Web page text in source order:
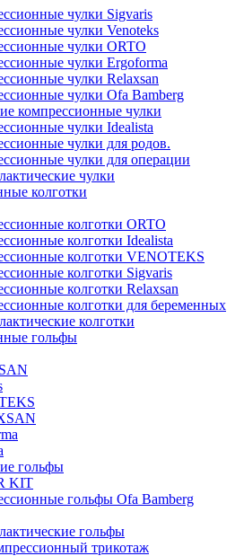
чулки Sigvaris
чулки Venoteks
чулки ORTO
чулки Ergoforma
чулки Relaxsan
чулки Ofa Bamberg
компрессионные чулки
чулки Idealista
чулки для родов.
чулки для операции
чулки
колготки
колготки ORTO
колготки Idealista
колготки VENOTEKS
колготки Sigvaris
колготки Relaxsan
колготки для беременных
колготки
гольфы
гольфы
KIT
гольфы Ofa Bamberg
гольфы
трикотаж